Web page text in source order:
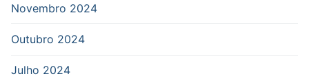
Novembro 2024
Outubro 2024
Julho 2024